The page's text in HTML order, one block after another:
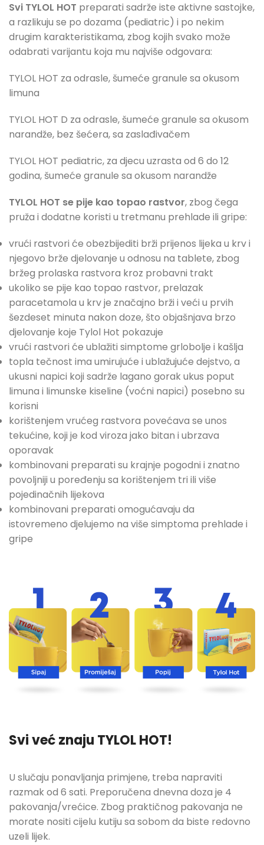
Svi TYLOL HOT preparati sadrže iste aktivne sastojke,
a razlikuju se po dozama (pediatric) i po nekim
drugim karakteristikama, zbog kojih svako može
odabrati varijantu koja mu najviše odgovara:
TYLOL HOT za odrasle, šumeće granule sa okusom
limuna
TYLOL HOT D za odrasle, šumeće granule sa okusom
narandže, bez šećera, sa zaslađivačem
TYLOL HOT pediatric, za djecu uzrasta od 6 do 12
godina, šumeće granule sa okusom narandže
TYLOL HOT se pije kao topao rastvor, zbog čega
pruža i dodatne koristi u tretmanu prehlade ili gripe:
vrući rastvori će obezbijediti brži prijenos lijeka u krv i
njegovo brže djelovanje u odnosu na tablete, zbog
bržeg prolaska rastvora kroz probavni trakt
ukoliko se pije kao topao rastvor, prelazak
paracetamola u krv je značajno brži i veći u prvih
šezdeset minuta nakon doze, što objašnjava brzo
djelovanje koje Tylol Hot pokazuje
vrući rastvori će ublažiti simptome grlobolje i kašlja
topla tečnost ima umirujuće i ublažujuće dejstvo, a
ukusni napici koji sadrže lagano gorak ukus poput
limuna i limunske kiseline (voćni napici) posebno su
korisni
korištenjem vrućeg rastvora povećava se unos
tekućine, koji je kod viroza jako bitan i ubrzava
oporavak
kombinovani preparati su krajnje pogodni i znatno
povoljniji u poređenju sa korištenjem tri ili više
pojedinačnih lijekova
kombinovani preparati omogućavaju da
istovremeno djelujemo na više simptoma prehlade i
gripe
Svi već znaju TYLOL HOT!
U slučaju ponavljanja primjene, treba napraviti
razmak od 6 sati. Preporučena dnevna doza je 4
pakovanja/vrećice. Zbog praktičnog pakovanja ne
morate nositi cijelu kutiju sa sobom da biste redovno
uzeli lijek.